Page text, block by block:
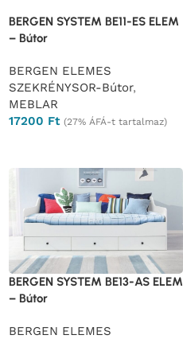
BERGEN SYSTEM BE11-ES ELEM
– Bútor
BERGEN ELEMES
SZEKRÉNYSOR-Bútor,
MEBLAR
17200 Ft (27% ÁFÁ-t tartalmaz)
BERGEN SYSTEM BE13-AS ELEM
– Bútor
BERGEN ELEMES